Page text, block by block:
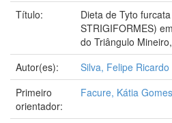
Título:
Dieta de Tyto
STRIGIFORMES)
do Triângulo
Autor(es):
Silva, Felipe
Primeiro
orientador:
Facure, Kátia